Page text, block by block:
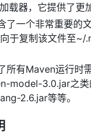
载器，它提供了更
了一个非常重要的
于复制该文件至
所有Maven运行时
model-3.0.jar之类
2.6.jar等等。